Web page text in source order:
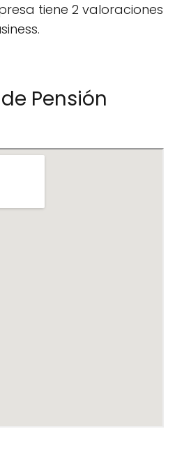
tiene 2 valoraciones
Pensión